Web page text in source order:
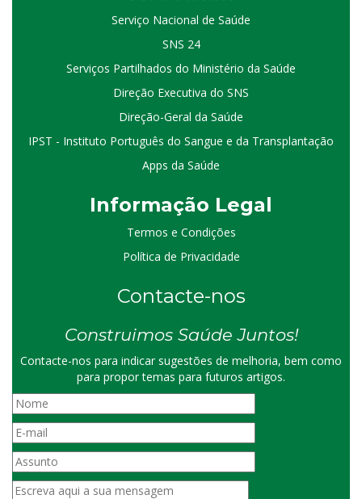
Serviço Nacional de Saúde
SNS 24
Serviços Partilhados do Ministério da Saúde
Direção Executiva do SNS
Direção-Geral da Saúde
IPST - Instituto Português do Sangue e da Transplantação
Apps da Saúde
Informação Legal
Termos e Condições
Política de Privacidade
Contacte-nos
Construimos Saúde Juntos!
Contacte-nos para indicar sugestões de melhoria, bem como
para propor temas para futuros artigos.